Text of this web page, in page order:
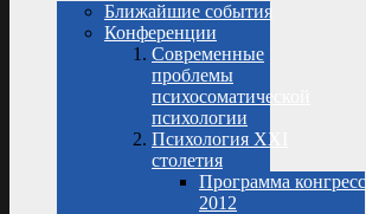
Ближайшие события
Конференции
Современные
проблемы
психосоматической
психологии
Психология XXI
столетия
Программа конгресса
2012